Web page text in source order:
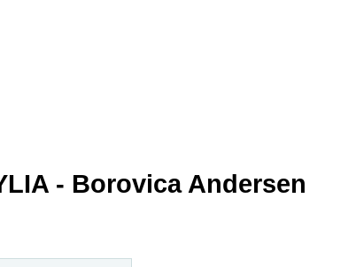
- Borovica Andersen